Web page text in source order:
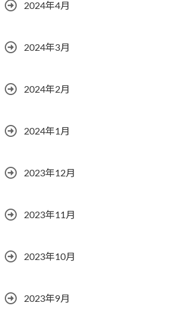
2024年4月
2024年3月
2024年2月
2024年1月
2023年12月
2023年11月
2023年10月
2023年9月